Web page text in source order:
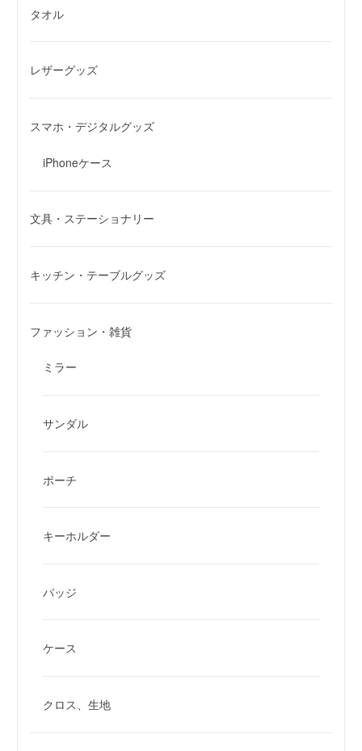
タオル
レザーグッズ
スマホ・デジタルグッズ
iPhoneケース
文具・ステーショナリー
キッチン・テーブルグッズ
ファッション・雑貨
ミラー
サンダル
ポーチ
キーホルダー
バッジ
ケース
クロス、生地